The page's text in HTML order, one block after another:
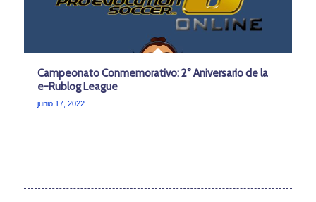
Campeonato Conmemorativo: 2° Aniversario de la
e-Rublog League
junio 17, 2022